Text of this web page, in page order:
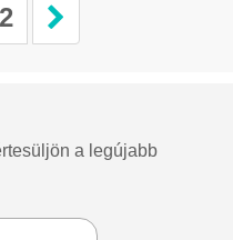
2
a legújabb